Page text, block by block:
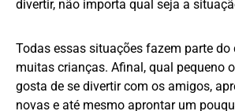
divertir, não importa qual seja a
Todas essas situações fazem parte do
muitas crianças. Afinal, qual pequeno
gosta de se divertir com os amigos,
novas e até mesmo aprontar um